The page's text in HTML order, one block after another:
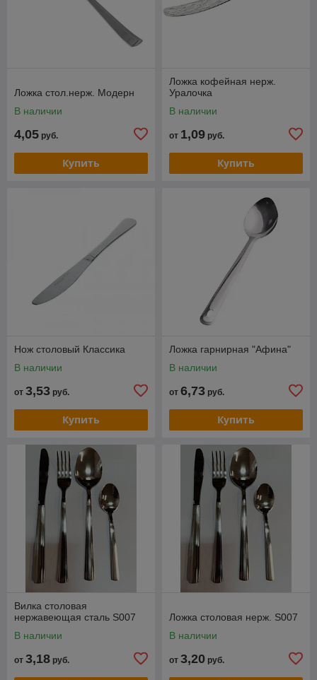
Ложка стол.нерж. Модерн
В наличии
4,05 руб.
Купить
Ложка кофейная нерж.
Уралочка
В наличии
от 1,09 руб.
Купить
Нож столовый Классика
В наличии
от 3,53 руб.
Купить
Ложка гарнирная "Афина"
В наличии
от 6,73 руб.
Купить
Вилка столовая
нержавеющая сталь S007
В наличии
от 3,18 руб.
Ложка столовая нерж. S007
В наличии
от 3,20 руб.